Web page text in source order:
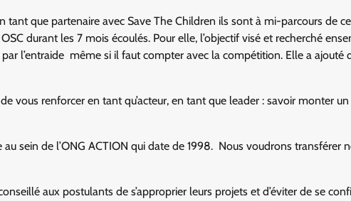
tant que partenaire avec Save The Children ils sont à mi-parcours de ce
durant les 7 mois écoulés. Pour elle, l’objectif visé et recherché
l’entraide même si il faut compter avec la compétition. Elle a ajouté
vous renforcer en tant qu’acteur, en tant que leader : savoir monter
sein de l’ONG ACTION qui date de 1998. Nous voudrons transférer
aux postulants de s’approprier leurs projets et d’éviter de se